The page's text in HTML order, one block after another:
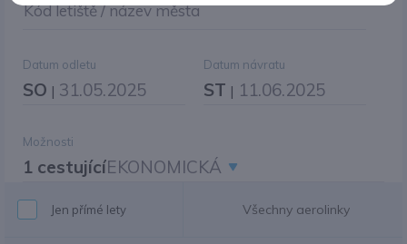
Kód letiště / název města
Datum odletu
SO | 31.05.2025
Datum návratu
ST | 11.06.2025
Možnosti
1 cestujícíEKONOMICKÁ
Jen přímé lety Všechny aerolinky